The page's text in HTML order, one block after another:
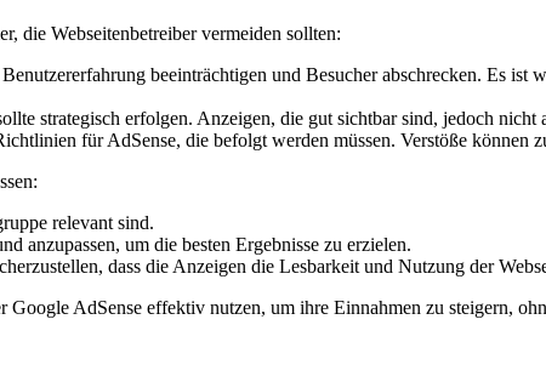
die Webseitenbetreiber vermeiden sollten:
beeinträchtigen und Besucher abschrecken. Es ist
strategisch erfolgen. Anzeigen, die gut sichtbar sind, jedoch
für AdSense, die befolgt werden müssen. Verstöße können
relevant sind.
anzupassen, um die besten Ergebnisse zu erzielen.
dass die Anzeigen die Lesbarkeit und Nutzung der
AdSense effektiv nutzen, um ihre Einnahmen zu steigern,